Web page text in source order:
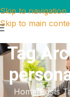
Skip to navigation
Skip to main
Tag
Home Posts